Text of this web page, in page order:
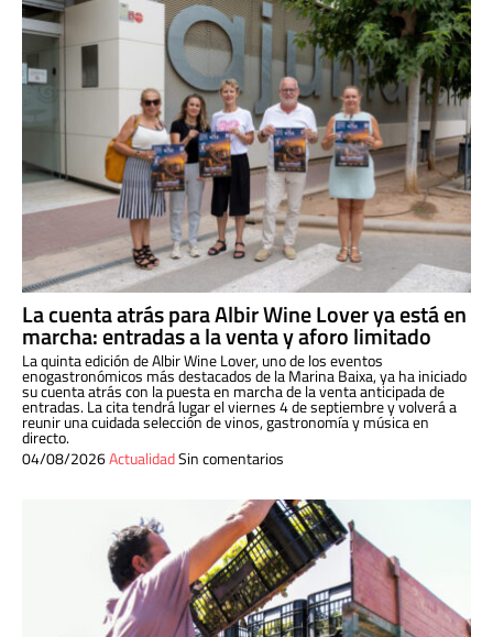
La cuenta atrás para Albir Wine Lover ya está en
marcha: entradas a la venta y aforo limitado
La quinta edición de Albir Wine Lover, uno de los eventos
enogastronómicos más destacados de la Marina Baixa, ya ha iniciado
su cuenta atrás con la puesta en marcha de la venta anticipada de
entradas. La cita tendrá lugar el viernes 4 de septiembre y volverá a
reunir una cuidada selección de vinos, gastronomía y música en
directo.
04/08/2026ActualidadSin comentarios